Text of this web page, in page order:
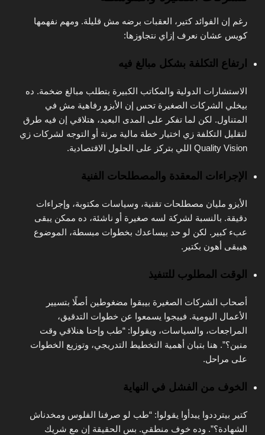
رغم إن الفوائد كتير، العقبات برضه مش قليلة. ومهم نفهمها
كويس عشان نعرف إزاي نتجاوزها:
ارتفاع التكلفة بشكل مبالغ فيه
الاستشارات الدولية والمكاتب الكبيرة بتطلب مبالغ ضخمة. ده
بيخلي الشركات الصغيرة تحس إن الأيزو رفاهية مش في
المتناول. لكن لما تفكر على المدى البعيد، هتلاقي إن فيه طرق
لتقليل التكلفة زي اختيار خطة مالية مرنة أو التوجه لشركات زي
Quality Vision اللي بتركز على الحلول الاقتصادية.
الإجراءات المعقدة والمصطلحات الفنية
الأيزو مليان مصطلحات تقنية، وسياسات مكتوبة، وإجراءات
دقيقة. بالنسبة لشركة لسه صغيرة أو ناشئة، ده ممكن يبقى
عبء كبير. لكن لو حد بيساعدك بخطوات مبسطة، الموضوع
هيبقى أهون بكتير.
الوقت المطلوب للتنفيذ
أصحاب الشركات الصغيرة بيبقوا مضغوطين أصلًا بتسيير
الأعمال اليومية. فييجوا يسمعوا عن خطوات التدقيق،
المراجعات، والسياسات، ويقولوا: “طب وإحنا هنلاقي وقت
منين؟”. هنا بتبان أهمية التخطيط التدريجي، وتوزيع الخطوات
على مراحل.
الخوف من الفشل في النهاية
كتير بيترددوا يبدأوا يقولوا: “طب لو صرفنا الفلوس ومخدناش
الشهادة؟”. وده خوف منطقي. بس الحقيقة إن مع شريك